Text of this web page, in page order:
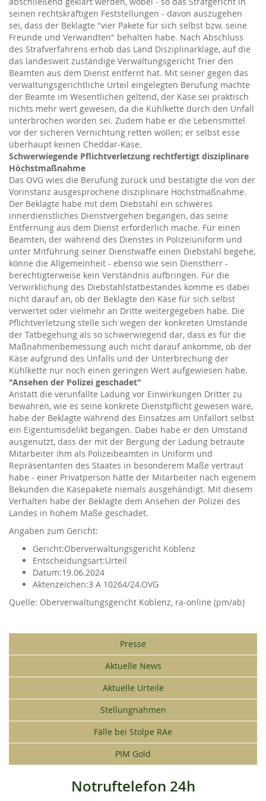
seinen rechtskräftigen Feststellungen - davon auszugehen
sei, dass der Beklagte "vier Pakete für sich selbst bzw. seine
Freunde und Verwandten" behalten habe. Nach Abschluss
des Strafverfahrens erhob das Land Disziplinarklage, auf die
das landesweit zuständige Verwaltungsgericht Trier den
Beamten aus dem Dienst entfernt hat. Mit seiner gegen das
verwaltungsgerichtliche Urteil eingelegten Berufung machte
der Beamte im Wesentlichen geltend, der Käse sei praktisch
nichts mehr wert gewesen, da die Kühlkette durch den Unfall
unterbrochen worden sei. Zudem habe er die Lebensmittel
vor der sicheren Vernichtung retten wollen; er selbst esse
überhaupt keinen Cheddar-Käse.
Schwerwiegende Pflichtverletzung rechtfertigt disziplinare
Höchstmaßnahme
Das OVG wies die Berufung zurück und bestätigte die von der
Vorinstanz ausgesprochene disziplinare Höchstmaßnahme.
Der Beklagte habe mit dem Diebstahl ein schweres
innerdienstliches Dienstvergehen begangen, das seine
Entfernung aus dem Dienst erforderlich mache. Für einen
Beamten, der während des Dienstes in Polizeiuniform und
unter Mitführung seiner Dienstwaffe einen Diebstahl begehe,
könne die Allgemeinheit - ebenso wie sein Dienstherr -
berechtigterweise kein Verständnis aufbringen. Für die
Verwirklichung des Diebstahlstatbestandes komme es dabei
nicht darauf an, ob der Beklagte den Käse für sich selbst
verwertet oder vielmehr an Dritte weitergegeben habe. Die
Pflichtverletzung stelle sich wegen der konkreten Umstände
der Tatbegehung als so schwerwiegend dar, dass es für die
Maßnahmenbemessung auch nicht darauf ankomme, ob der
Käse aufgrund des Unfalls und der Unterbrechung der
Kühlkette nur noch einen geringen Wert aufgewiesen habe.
"Ansehen der Polizei geschadet"
Anstatt die verunfallte Ladung vor Einwirkungen Dritter zu
bewahren, wie es seine konkrete Dienstpflicht gewesen wäre,
habe der Beklagte während des Einsatzes am Unfallort selbst
ein Eigentumsdelikt begangen. Dabei habe er den Umstand
ausgenutzt, dass der mit der Bergung der Ladung betraute
Mitarbeiter ihm als Polizeibeamten in Uniform und
Repräsentanten des Staates in besonderem Maße vertraut
habe - einer Privatperson hätte der Mitarbeiter nach eigenem
Bekunden die Käsepakete niemals ausgehändigt. Mit diesem
Verhalten habe der Beklagte dem Ansehen der Polizei des
Landes in hohem Maße geschadet.
Angaben zum Gericht:
Gericht:Oberverwaltungsgericht Koblenz
Entscheidungsart:Urteil
Datum:19.06.2024
Aktenzeichen:3 A 10264/24.OVG
Oberverwaltungsgericht Koblenz, ra-online (pm/ab)
Presse
Aktuelle News
Aktuelle Urteile
Stellungnahmen
Fälle bei Stolpe RAe
PIM Gold
Notruftelefon 24h